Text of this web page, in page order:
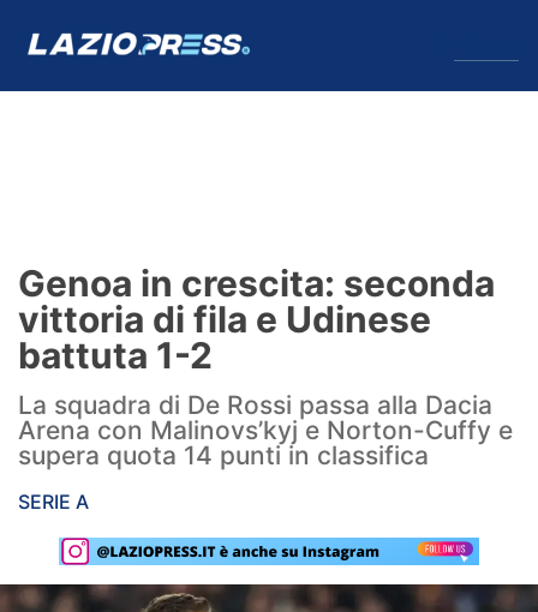
Formello
Infortuni
Primavera
Calciomercato
Lazio Women
Rassegna Lazio
Genoa in crescita: seconda
vittoria di fila e Udinese
battuta 1-2
La squadra di De Rossi passa alla Dacia
Arena con Malinovs’kyj e Norton-Cuffy e
supera quota 14 punti in classifica
SERIE A